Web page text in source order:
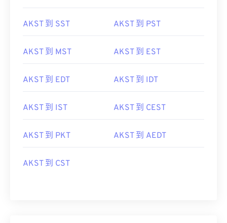
AKST 到 SST AKST 到 PST
AKST 到 MST AKST 到 EST
AKST 到 EDT AKST 到 IDT
AKST 到 IST AKST 到 CEST
AKST 到 PKT AKST 到 AEDT
AKST 到 CST